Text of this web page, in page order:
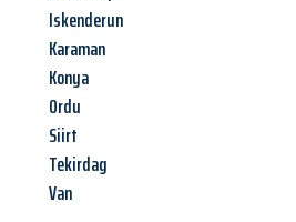
Iskenderun
Karaman
Konya
Ordu
Siirt
Tekirdag
Van